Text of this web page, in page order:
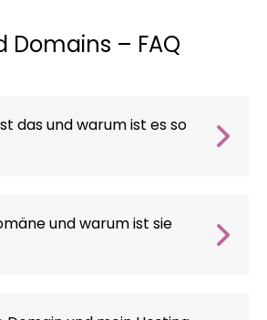
Domains – FAQ
das und warum ist es so
so dass sie rund um die
verfügbar ist. Die Qualität des
wie schnell Ihre Website
und warum ist sie
Sie macht es den Nutzern